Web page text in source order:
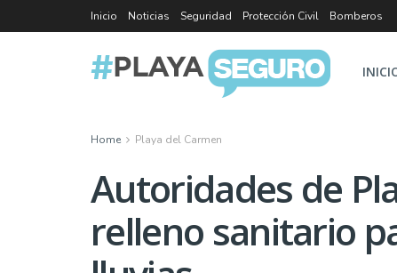
Inicio Noticias Seguridad Protección Civil Bomberos
Home Playa del Carmen
Autoridades de
relleno sanitario